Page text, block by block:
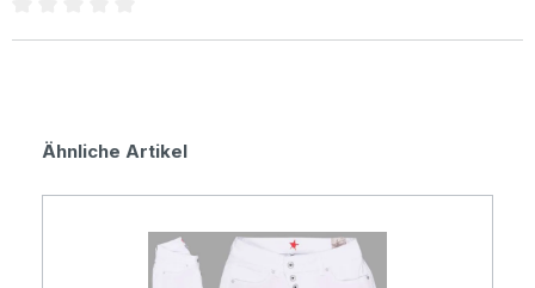
Produktgalerie überspringen
Ähnliche Artikel